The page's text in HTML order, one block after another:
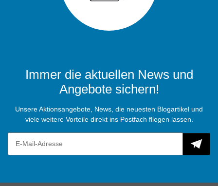
Immer die aktuellen News und
Angebote sichern!
Unsere Aktionsangebote, News, die neuesten Blogartikel und
viele weitere Vorteile direkt ins Postfach fliegen lassen.